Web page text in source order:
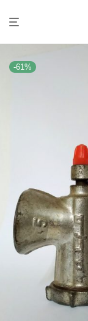
-61%